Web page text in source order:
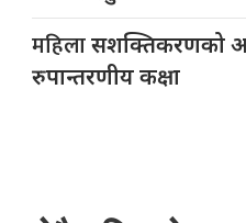
महिलासशक्तिकरणको
रुपान्तरणीय कक्षा